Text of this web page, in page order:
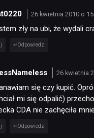
SKLEP
26 kwietnia 2010 o
zły na ubi, że wydali
Odpowiedz
26 kwietnia
się czy kupić.
mi się odpalić)
CDA nie zachęciła
Odpowiedz